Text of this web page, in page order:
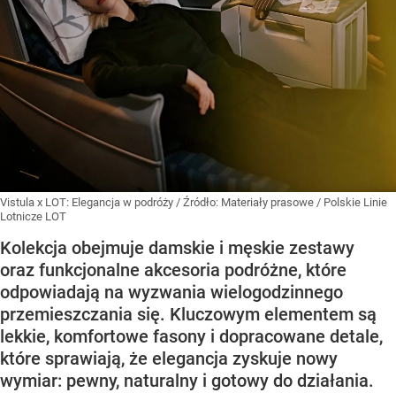
Vistula x LOT: Elegancja w podróży / Źródło: Materiały prasowe / Polskie Linie
Lotnicze LOT
Kolekcja obejmuje damskie i męskie zestawy
oraz funkcjonalne akcesoria podróżne, które
odpowiadają na wyzwania wielogodzinnego
przemieszczania się. Kluczowym elementem są
lekkie, komfortowe fasony i dopracowane detale,
które sprawiają, że elegancja zyskuje nowy
wymiar: pewny, naturalny i gotowy do działania.